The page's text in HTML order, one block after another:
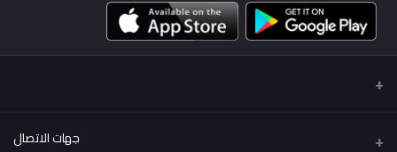
جهات الاتصال